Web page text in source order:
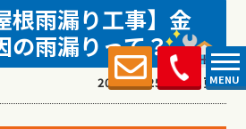
MENU
根雨漏り工事】金
の雨漏りって？
2024.12.25 (Wed) 更新